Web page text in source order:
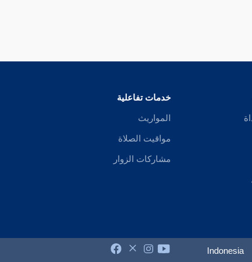
خدمات تفاعلية
المواريث
مواقيت الصلاة
مشاركات الزوار
Indonesia